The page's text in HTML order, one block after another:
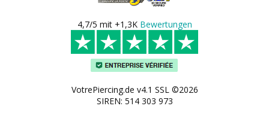
4,7/5 mit +1,3K Bewertungen
VotrePiercing.de v4.1 SSL ©2026
SIREN: 514 303 973